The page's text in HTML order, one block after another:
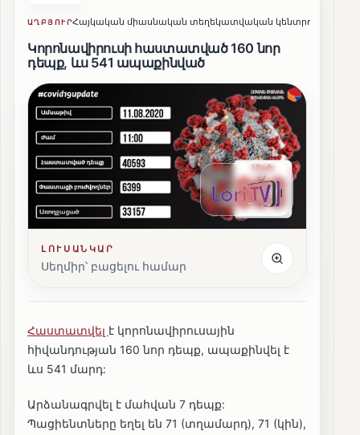
ԱՂԲՅՈՒՐՀայկական միասնական տեղեկատվական կենտրոն
Կորոնավիրուսի հաստատված 160 նոր
դեպք, ևս 541 ապաքինված
ԼՈՒՍԱՆԿԱՐ
Սեղմիր՝ բացելու համար
Հաստատվել է կորոնավիրուսային
հիվանդության 160 նոր դեպք, ապաքինվել է
ևս 541 մարդ:
Արձանագրվել է մահվան 7 դեպք:
Պացիենտները եղել են 71 (տղամարդ), 71 (կին),